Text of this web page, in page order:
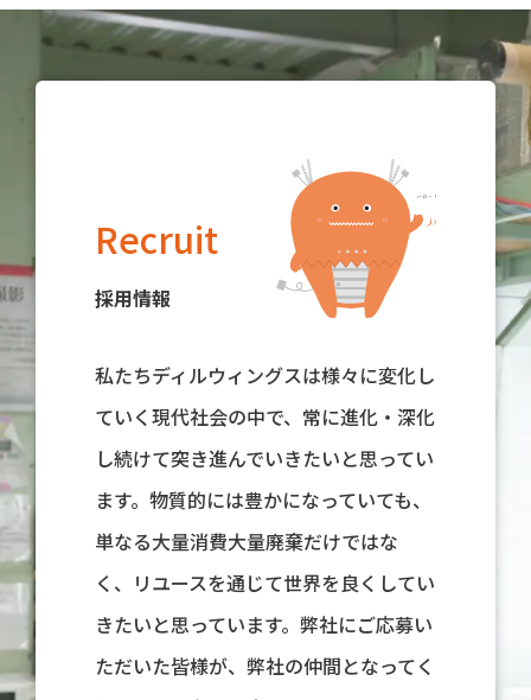
Recruit
採用情報
私たちディルウィングスは様々に変化し
ていく現代社会の中で、常に進化・深化
し続けて突き進んでいきたいと思ってい
ます。物質的には豊かになっていても、
単なる大量消費大量廃棄だけではな
く、リユースを通じて世界を良くしてい
きたいと思っています。弊社にご応募い
ただいた皆様が、弊社の仲間となってく